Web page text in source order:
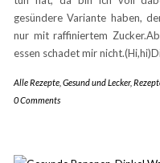
gesündere Variante haben,
nur mit raffiniertem
essen schadet mir
Alle Rezepte Gesund und Lecker,
0 Comments